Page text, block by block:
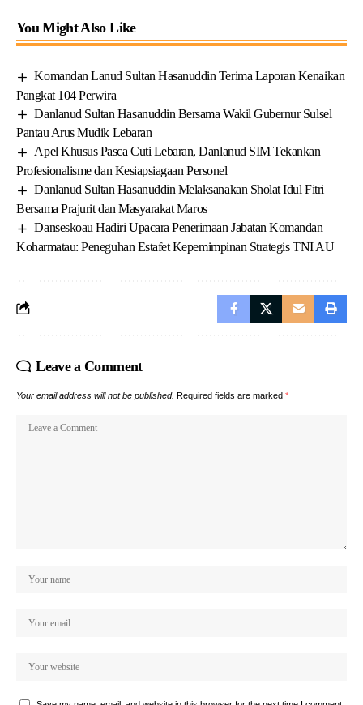
You Might Also Like
Komandan Lanud Sultan Hasanuddin Terima Laporan Kenaikan
Pangkat 104 Perwira
Danlanud Sultan Hasanuddin Bersama Wakil Gubernur Sulsel
Pantau Arus Mudik Lebaran
Apel Khusus Pasca Cuti Lebaran, Danlanud SIM Tekankan
Profesionalisme dan Kesiapsiagaan Personel
Danlanud Sultan Hasanuddin Melaksanakan Sholat Idul Fitri
Bersama Prajurit dan Masyarakat Maros
Danseskoau Hadiri Upacara Penerimaan Jabatan Komandan
Koharmatau: Peneguhan Estafet Kepemimpinan Strategis TNI AU
Leave a Comment
Your email address will not be published. Required fields are marked *